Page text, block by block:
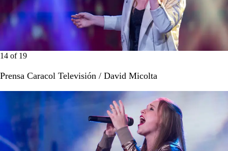
14 of 19
Prensa Caracol Televisión / David Micolta